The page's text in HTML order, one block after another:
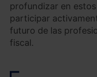
profundizar en
participar
futuro de las
fiscal.